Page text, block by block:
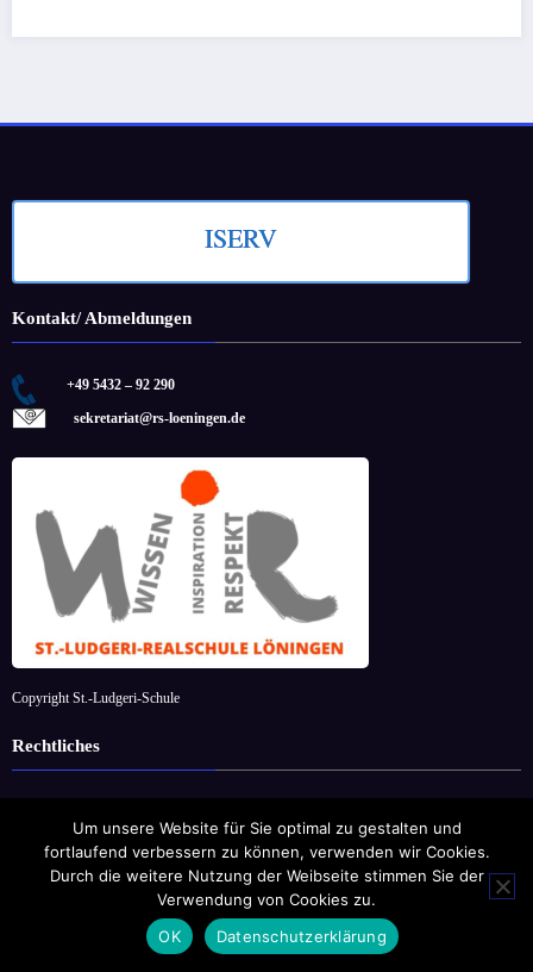
ISERV
Kontakt/ Abmeldungen
+49 5432 – 92 290
sekretariat@rs-loeningen.de
Copyright St.-Ludgeri-Schule
Rechtliches
datenschutzbeauftragter@sl-loeningen.de
mpressum
Um unsere Website für Sie optimal zu gestalten und
fortlaufend verbessern zu können, verwenden wir Cookies.
Durch die weitere Nutzung der Weibseite stimmen Sie der
Verwendung von Cookies zu.
OK
Datenschutzerklärung